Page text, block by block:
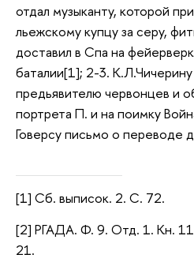
отдал музыканту, которой
льежскому купцу за серу,
доставил в Спа на
баталии[1]; 2-3.
предьявителю червонцев и
портрета П. и на поимку
Говерсу письмо о переводе
[1] Сб. выписок. 2. С. 72.
[2] РГАДА. Ф. 9. Отд. 1. Кн.
21.